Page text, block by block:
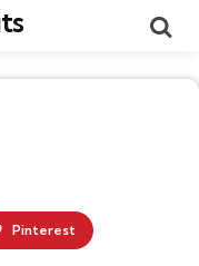
Pinterest